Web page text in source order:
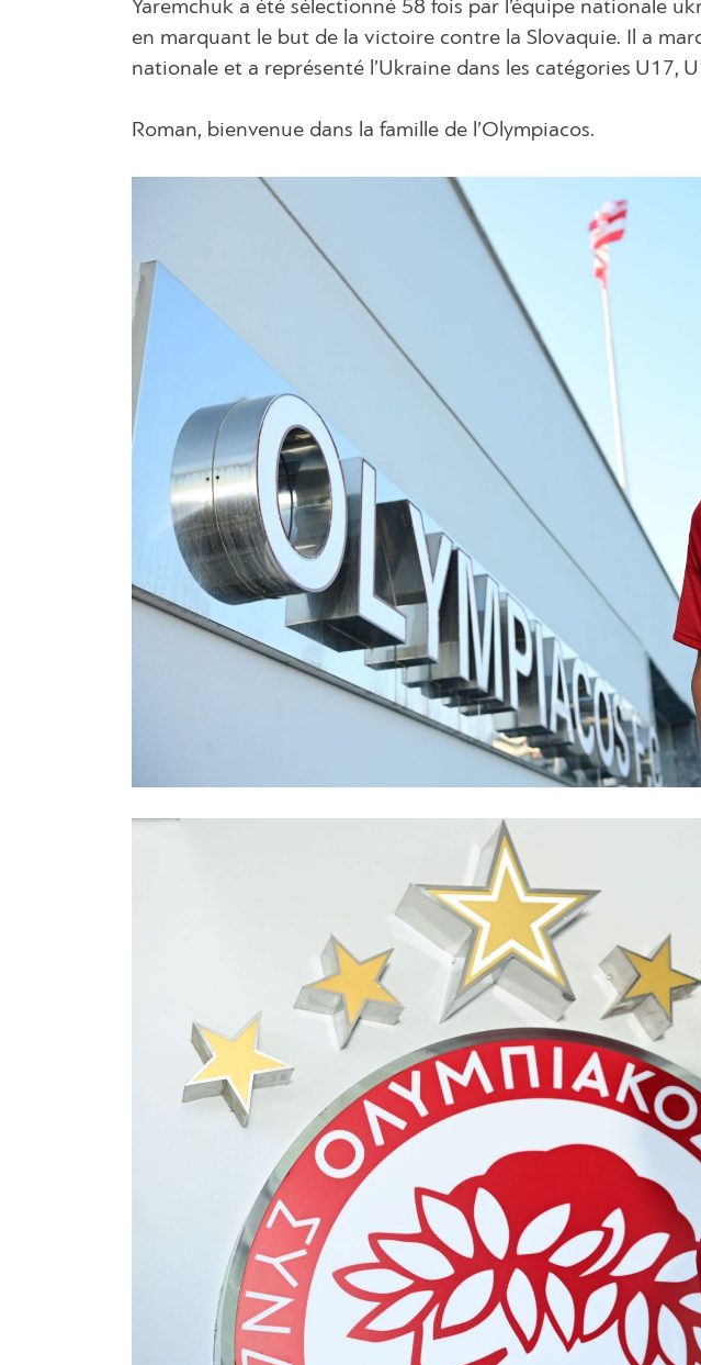
Yaremchuk a été sélectionné 58 fois par l’équipe nationale
en marquant le but de la victoire contre la Slovaquie. Il a
nationale et a représenté l’Ukraine dans les catégories U17,
Roman, bienvenue dans la famille de l’Olympiacos.